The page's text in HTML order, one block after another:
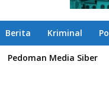
Berita Kriminal
Pedoman Media Siber